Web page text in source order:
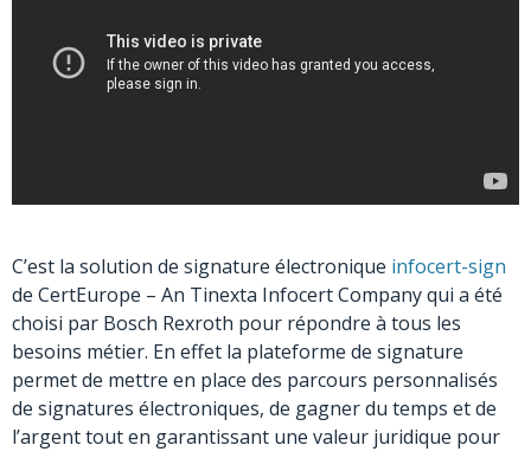
C’est la solution de signature électronique infocert-sign
de CertEurope – An Tinexta Infocert Company qui a été
choisi par Bosch Rexroth pour répondre à tous les
besoins métier. En effet la plateforme de signature
permet de mettre en place des parcours personnalisés
de signatures électroniques, de gagner du temps et de
l’argent tout en garantissant une valeur juridique pour